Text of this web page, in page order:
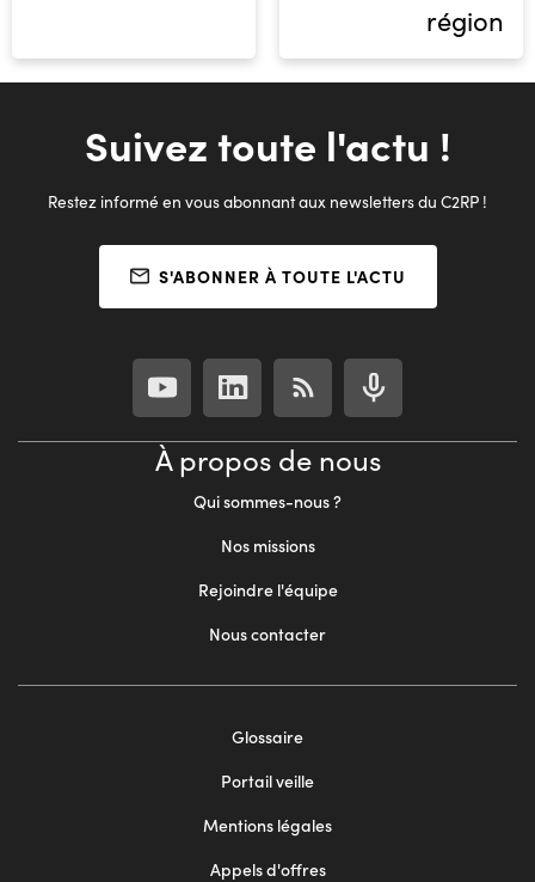
région
Suivez toute l'actu !
Restez informé en vous abonnant aux newsletters du C2RP !
S'ABONNER À TOUTE L'ACTU
À propos de nous
Qui sommes-nous ?
Nos missions
Rejoindre l'équipe
Nous contacter
Glossaire
Portail veille
Mentions légales
Appels d'offres